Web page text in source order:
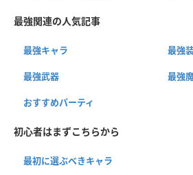
最強関連の人気記事
最強キャラ 最強
最強武器 最強
おすすめパーティ
初心者はまずこちらから
最初に選ぶべきキャラ